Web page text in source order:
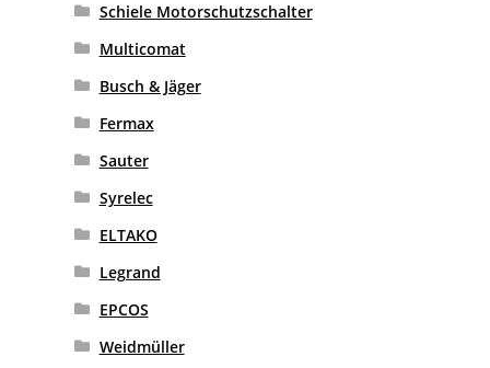
Schiele Motorschutzschalter
Multicomat
Busch & Jäger
Fermax
Sauter
Syrelec
ELTAKO
Legrand
EPCOS
Weidmüller